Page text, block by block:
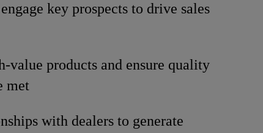
key prospects to drive sales
value products and ensure quality
met
with dealers to generate